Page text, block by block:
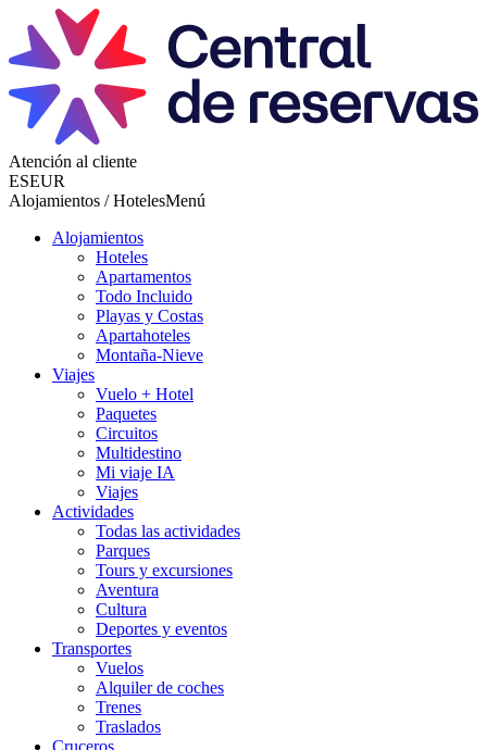
Atención al cliente
ESEUR
Alojamientos / HotelesMenú
Alojamientos
Hoteles
Apartamentos
Todo Incluido
Playas y Costas
Apartahoteles
Montaña-Nieve
Viajes
Vuelo + Hotel
Paquetes
Circuitos
Multidestino
Mi viaje IA
Viajes
Actividades
Todas las actividades
Parques
Tours y excursiones
Aventura
Cultura
Deportes y eventos
Transportes
Vuelos
Alquiler de coches
Trenes
Traslados
Cruceros